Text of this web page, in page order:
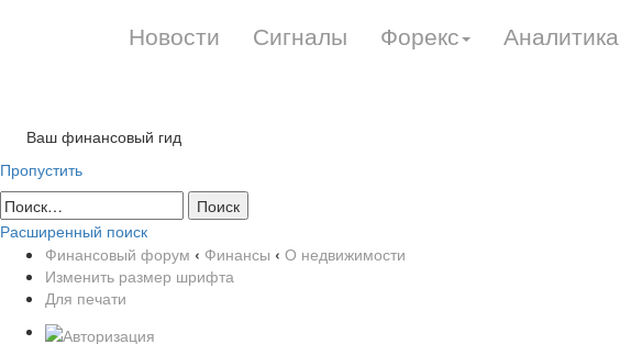
Новости Сигналы Форекс Аналитика
Ваш финансовый гид
Пропустить
Расширенный поиск
Финансовый форум ‹ Финансы ‹ О недвижимости
Изменить размер шрифта
Для печати